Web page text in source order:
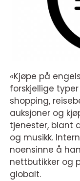
«Kjøpe på
forskjellige
shopping,
auksjoner og
tjenester, blant
og musikk.
noensinne å
nettbutikker og
globalt.